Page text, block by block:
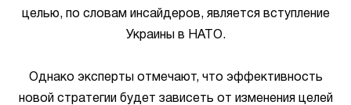
целью, по словам инсайдеров, является вступление
Украины в НАТО.
Однако эксперты отмечают, что эффективность
новой стратегии будет зависеть от изменения целей